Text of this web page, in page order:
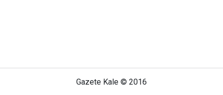
Gazete Kale © 2016